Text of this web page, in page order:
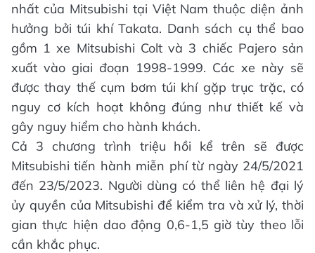
nhất của Mitsubishi tại Việt Nam thuộc diện ảnh
hưởng bởi túi khí Takata. Danh sách cụ thể bao
gồm 1 xe Mitsubishi Colt và 3 chiếc Pajero sản
xuất vào giai đoạn 1998-1999. Các xe này sẽ
được thay thế cụm bơm túi khí gặp trục trặc, có
nguy cơ kích hoạt không đúng như thiết kế và
gây nguy hiểm cho hành khách.
Cả 3 chương trình triệu hồi kể trên sẽ được
Mitsubishi tiến hành miễn phí từ ngày 24/5/2021
đến 23/5/2023. Người dùng có thể liên hệ đại lý
ủy quyền của Mitsubishi để kiểm tra và xử lý, thời
gian thực hiện dao động 0,6-1,5 giờ tùy theo lỗi
cần khắc phục.